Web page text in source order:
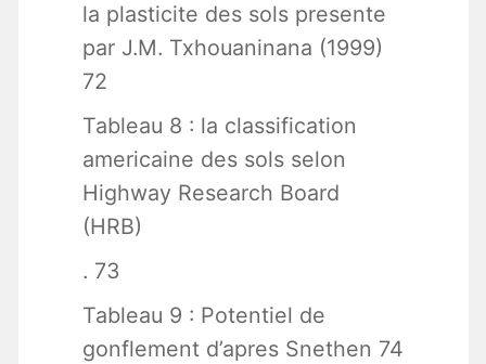
la plasticite des sols presente
par J.M. Txhouaninana (1999)
72
Tableau 8 : la classification
americaine des sols selon
Highway Research Board
(HRB)
. 73
Tableau 9 : Potentiel de
gonflement d’apres Snethen 74